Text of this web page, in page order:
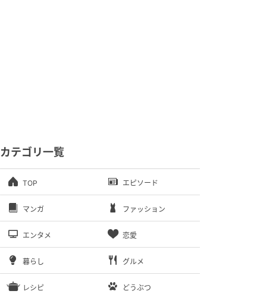
カテゴリ一覧
TOP エピソード
マンガ ファッション
エンタメ 恋愛
暮らし グルメ
レシピ どうぶつ